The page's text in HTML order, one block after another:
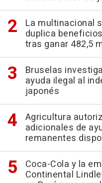
La multinacional
duplica
tras ganar 482,5
Bruselas
ayuda ilegal al
japonés
Agricultura
adicionales de
remanentes
Coca-Cola y la
Continental